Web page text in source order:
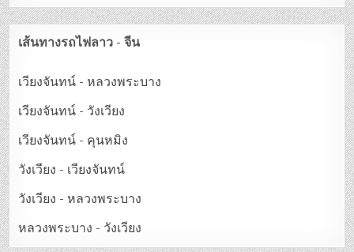
เส้นทางรถไฟลาว - จีน
เวียงจันทน์ - หลวงพระบาง
เวียงจันทน์ - วังเวียง
เวียงจันทน์ - คุนหมิง
วังเวียง - เวียงจันทน์
วังเวียง - หลวงพระบาง
หลวงพระบาง - วังเวียง